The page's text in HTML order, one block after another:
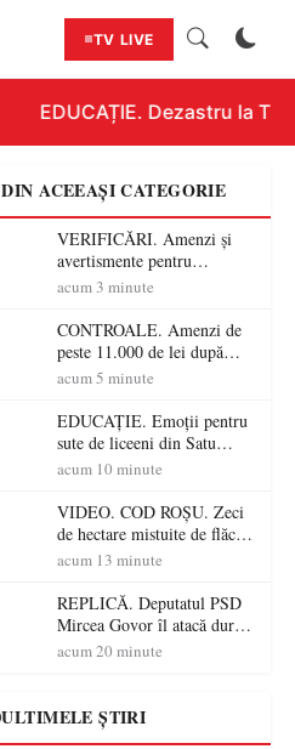
TV LIVE
EDUCAȚIE. Dezastru la
DIN ACEEAȘI CATEGORIE
VERIFICĂRI. Amenzi și
avertismente pentru
crescătorii de animale din
controale în toate
gospodăriile și face apel la
respectarea legii
acum 3 minute
CONTROALE. Amenzi de
peste 11.000 de lei după
controalele DSVSA Satu
cantină, sancționate pentru
nereguli
acum 5 minute
EDUCAȚIE. Emoții pentru
sute de liceeni din Satu
Mare! Începe BAC-ul de
acum 10 minute
VIDEO. COD ROȘU. Zeci
de hectare mistuite de flăcări
în Satu Mare! Pompierii au
contracronometru pentru a
salva o pădure de la dezastru
acum 13 minute
REPLICĂ. Deputatul PSD
Mircea Govor îl atacă dur
pe Ilie Bolojan: „Românii
acum 20 minute
ULTIMELE ȘTIRI